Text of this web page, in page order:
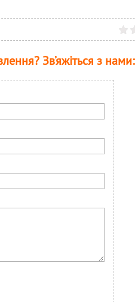
Зв’яжіться з нами: